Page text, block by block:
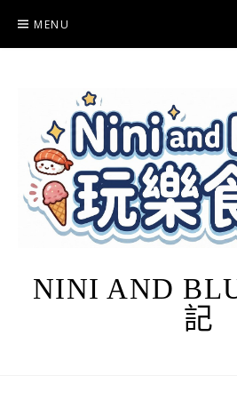
content
MENU
NINI AND
記